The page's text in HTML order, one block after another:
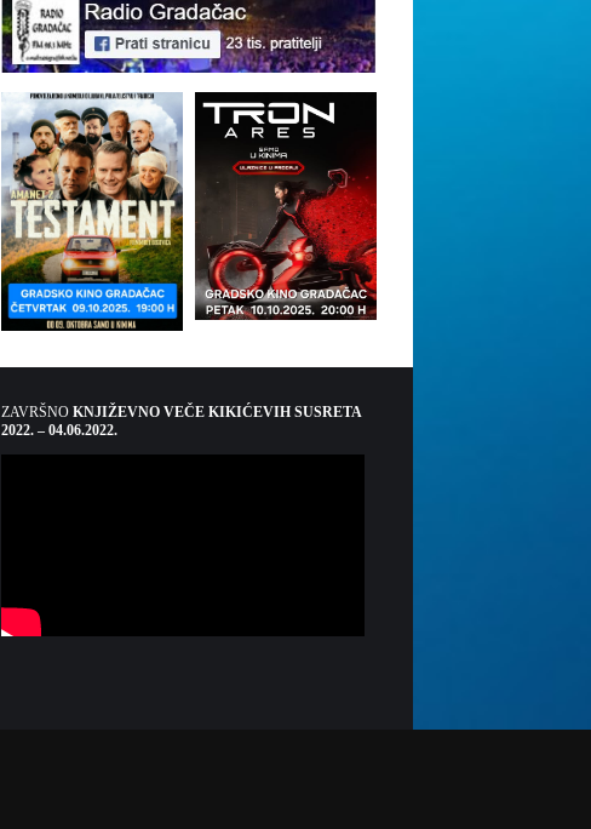
ZAVRŠNO KNJIŽEVNO VEČE KIKIĆEVIH SUSRETA
2022. – 04.06.2022.